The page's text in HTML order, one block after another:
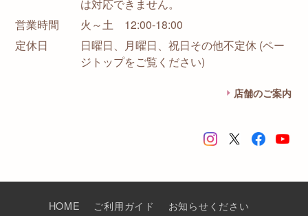
は対応できません。
営業時間
火～土 12:00-18:00
定休日
日曜日、月曜日、祝日その他不定休 (ペー
ジトップをご覧ください)
店舗のご案内
HOME ご利用ガイド
お知らせください